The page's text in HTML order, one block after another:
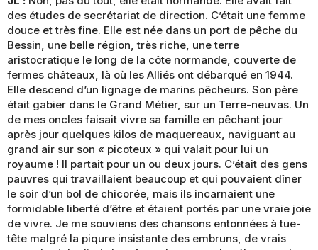
des études de secrétariat de direction. C’était une femme
douce et très fine. Elle est née dans un port de pêche du
Bessin, une belle région, très riche, une terre
aristocratique le long de la côte normande, couverte de
fermes châteaux, là où les Alliés ont débarqué en 1944.
Elle descend d’un lignage de marins pêcheurs. Son père
était gabier dans le Grand Métier, sur un Terre-neuvas. Un
de mes oncles faisait vivre sa famille en pêchant jour
après jour quelques kilos de maquereaux, naviguant au
grand air sur son « picoteux » qui valait pour lui un
royaume ! Il partait pour un ou deux jours. C’était des gens
pauvres qui travaillaient beaucoup et qui pouvaient dîner
le soir d’un bol de chicorée, mais ils incarnaient une
formidable liberté d’être et étaient portés par une vraie joie
de vivre. Je me souviens des chansons entonnées à tue-
tête malgré la piqure insistante des embruns, de vrais